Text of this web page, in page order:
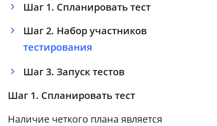
Шаг 1. Спланировать тест
Шаг 2. Набор участников
тестирования
Шаг 3. Запуск тестов
Шаг 1. Спланировать тест
Наличие четкого плана является